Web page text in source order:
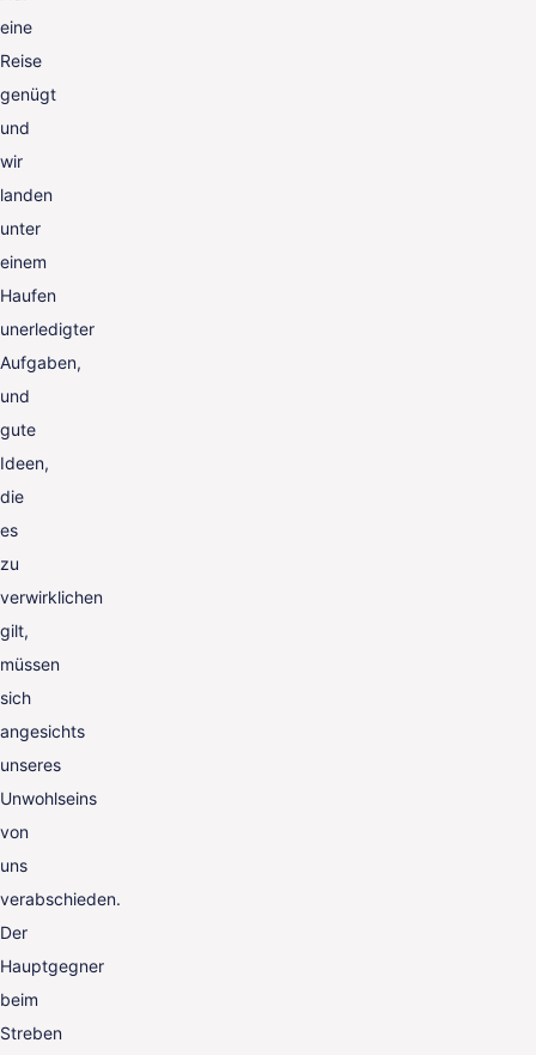
eine
Reise
genügt
und
wir
landen
unter
einem
Haufen
unerledigter
Aufgaben,
und
gute
Ideen,
die
es
zu
verwirklichen
gilt,
müssen
sich
angesichts
unseres
Unwohlseins
von
uns
verabschieden.
Der
Hauptgegner
beim
Streben